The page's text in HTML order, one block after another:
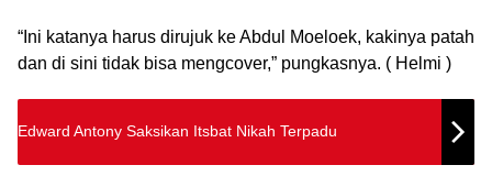
“Ini katanya harus dirujuk ke Abdul Moeloek, kakinya patah
dan di sini tidak bisa mengcover,” pungkasnya. ( Helmi )
Edward Antony Saksikan Itsbat Nikah Terpadu